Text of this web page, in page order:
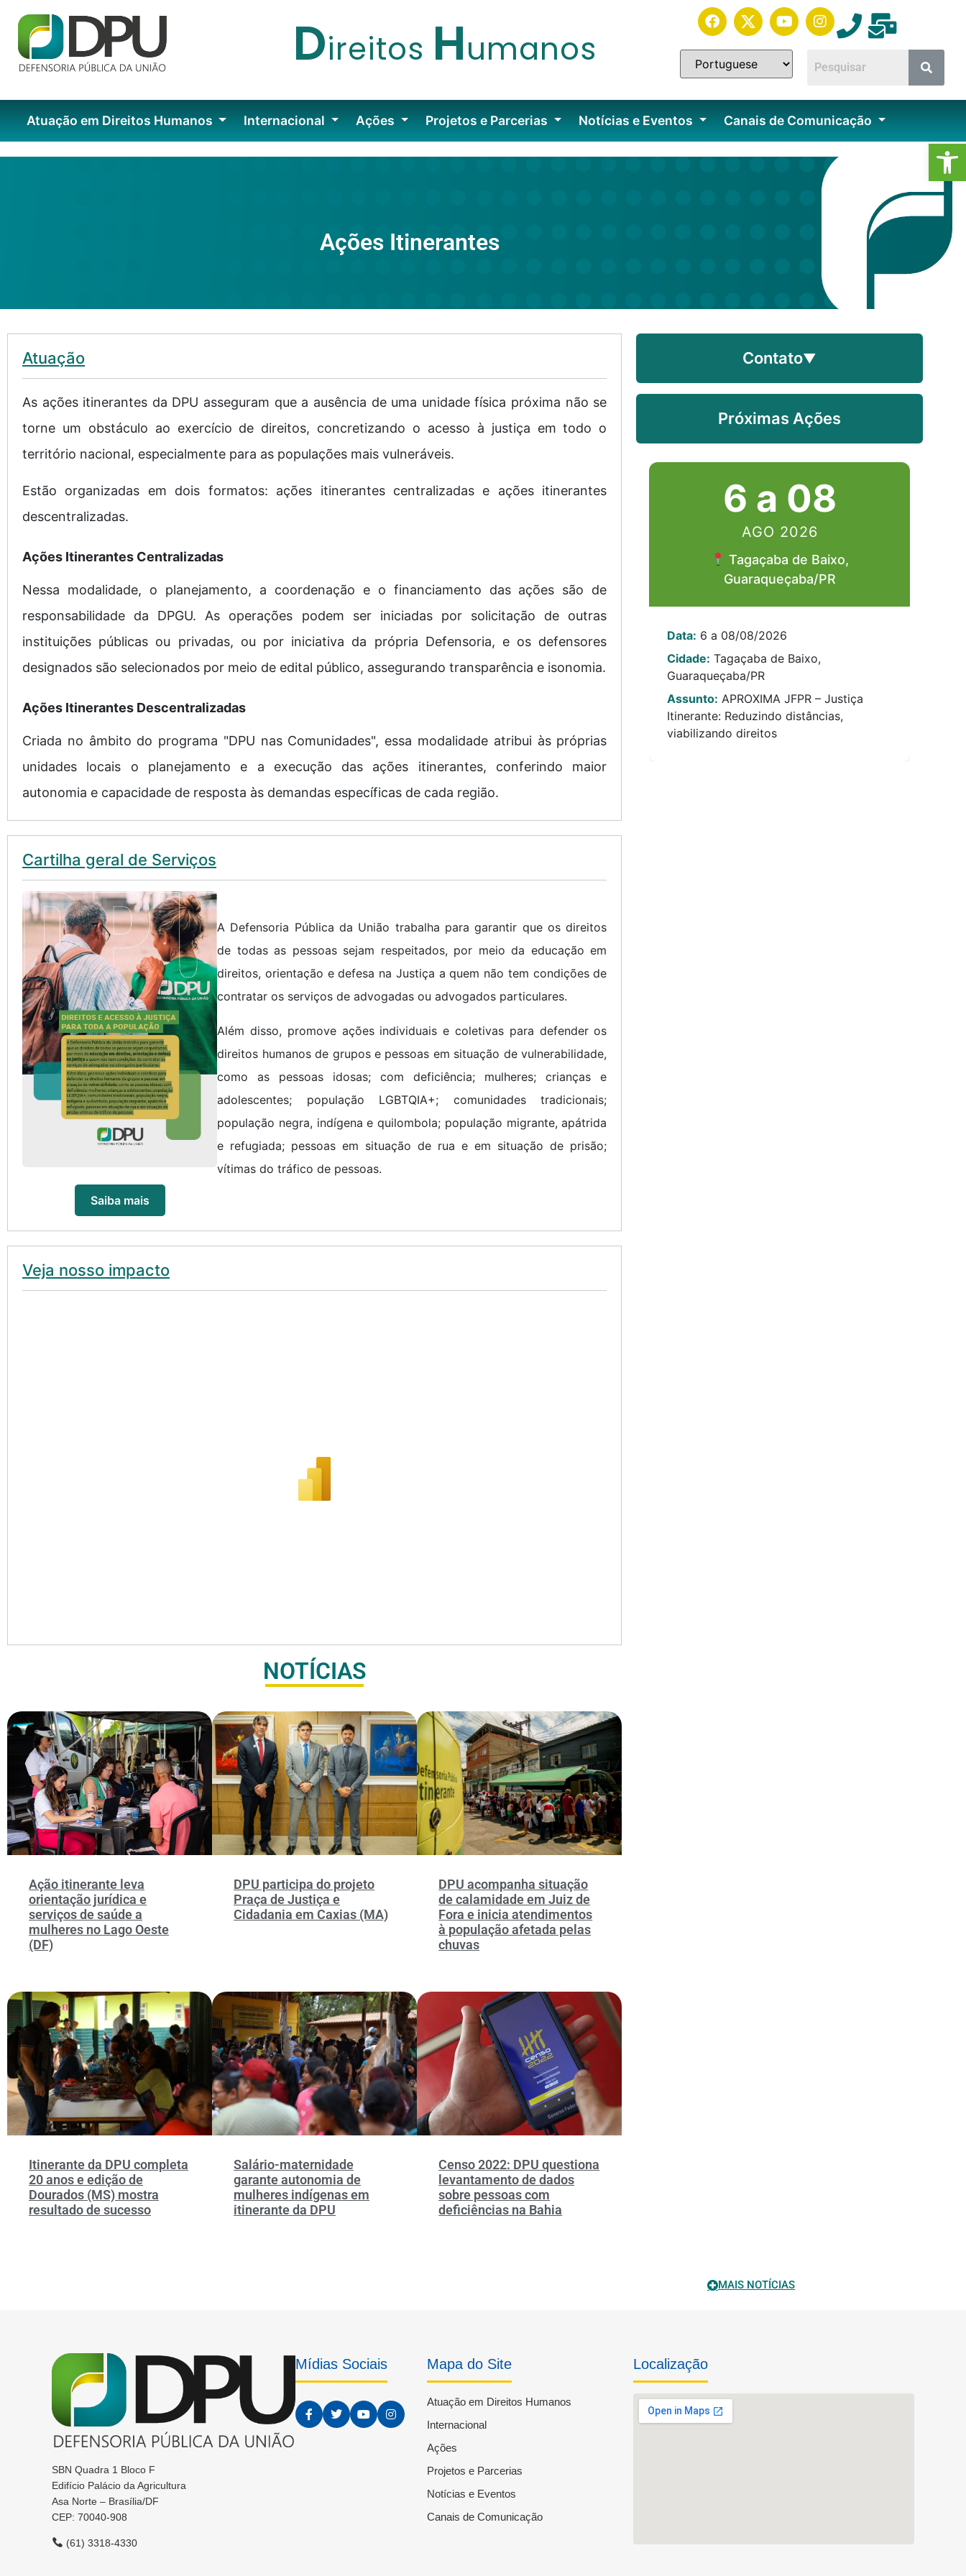
Direitos Humanos
Atuação em Direitos Humanos Internacional Ações Projetos e Parcerias Notícias e Eventos Canais de Comunicação
Ações Itinerantes
Atuação
As ações itinerantes da DPU asseguram que a ausência de uma unidade física próxima não se
torne um obstáculo ao exercício de direitos, concretizando o acesso à justiça em todo o
território nacional, especialmente para as populações mais vulneráveis.
Estão organizadas em dois formatos: ações itinerantes centralizadas e ações itinerantes
descentralizadas.
Ações Itinerantes Centralizadas
Nessa modalidade, o planejamento, a coordenação e o financiamento das ações são de
responsabilidade da DPGU. As operações podem ser iniciadas por solicitação de outras
instituições públicas ou privadas, ou por iniciativa da própria Defensoria, e os defensores
designados são selecionados por meio de edital público, assegurando transparência e isonomia.
Ações Itinerantes Descentralizadas
Criada no âmbito do programa "DPU nas Comunidades", essa modalidade atribui às próprias
unidades locais o planejamento e a execução das ações itinerantes, conferindo maior
autonomia e capacidade de resposta às demandas específicas de cada região.
Cartilha geral de Serviços
Saiba mais
A Defensoria Pública da União trabalha para garantir que os direitos
de todas as pessoas sejam respeitados, por meio da educação em
direitos, orientação e defesa na Justiça a quem não tem condições de
contratar os serviços de advogadas ou advogados particulares.
Além disso, promove ações individuais e coletivas para defender os
direitos humanos de grupos e pessoas em situação de vulnerabilidade,
como as pessoas idosas; com deficiência; mulheres; crianças e
adolescentes; população LGBTQIA+; comunidades tradicionais;
população negra, indígena e quilombola; população migrante, apátrida
e refugiada; pessoas em situação de rua e em situação de prisão;
vítimas do tráfico de pessoas.
Veja nosso impacto
NOTÍCIAS
Ação itinerante leva
orientação jurídica e
serviços de saúde a
mulheres no Lago Oeste
(DF)
DPU participa do projeto
Praça de Justiça e
Cidadania em Caxias (MA)
DPU acompanha situação
de calamidade em Juiz de
Fora e inicia atendimentos
à população afetada pelas
chuvas
Itinerante da DPU completa
20 anos e edição de
Dourados (MS) mostra
resultado de sucesso
Salário-maternidade
garante autonomia de
mulheres indígenas em
itinerante da DPU
Censo 2022: DPU questiona
levantamento de dados
sobre pessoas com
deficiências na Bahia
Contato▼
Próximas Ações
6 a 08
AGO 2026
Tagaçaba de Baixo,
Guaraqueçaba/PR
Data: 6 a 08/08/2026
Cidade: Tagaçaba de Baixo,
Guaraqueçaba/PR
Assunto: APROXIMA JFPR – Justiça
Itinerante: Reduzindo distâncias,
viabilizando direitos
MAIS NOTÍCIAS
SBN Quadra 1 Bloco F
Edifício Palácio da Agricultura
Asa Norte – Brasília/DF
CEP: 70040-908
(61) 3318-4330
Mídias Sociais Mapa do Site
Atuação em Direitos Humanos
Internacional
Ações
Projetos e Parcerias
Notícias e Eventos
Canais de Comunicação
Localização